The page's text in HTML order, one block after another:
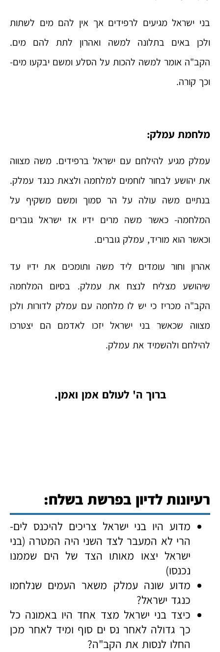
בני ישראל מגיעים לרפידים אך אין להם מים לשתות
ולכן באים בתלונה למשה ואהרון לתת להם מים.
הקב"ה אומר למשה להכות על הסלע ומשם יבקעו מים-
וכך קורה.
מלחמת עמלק:
עמלק מגיע להילחם עם ישראל ברפידים. משה מצווה
את יהושע לבחור לוחמים למלחמה ולצאת כנגד עמלק.
בנתיים משה עולה על הר סמוך ומשם משקיף על
המלחמה- כאשר משה מרים ידיו אז ישראל גוברים
וכאשר הוא מוריד, עמלק גוברים.
אהרון וחור עומדים ליד משה ותומכים את ידיו עד
שיהושע מצליח לנצח את עמלק. בסיום המלחמה
הקב"ה מכריז כי יש לו מלחמה עם עמלק לדורות ולכן
מצווה שכאשר בני ישראל יזכו לאדמם הם יצטרכו
להילחם ולהשמיד את עמלק.
ברוך ה' לעולם אמן ואמן.
רעיונות לדיון בפרשת בשלח:
מדוע היו בני ישראל צריכים להיכנס לים-
הרי לא המעבר לצד השני היה המטרה (בני
ישראל יצאו מאותו הצד של הים שממנו
נכנסו)
מדוע שונה עמלק משאר העמים שנלחמו
כנגד ישראל?
כיצד בני ישראל מצד אחד היו באמונה כל
כך גדולה לאחר נס ים סוף ומיד לאחר מכן
החלו לנסות את הקב"ה?